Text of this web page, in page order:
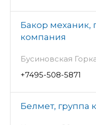
Бакор механик,
компания
Бусиновская
+7495-508-5871
Белмет, группа